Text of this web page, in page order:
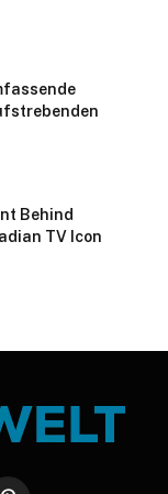
Behind
TV Icon